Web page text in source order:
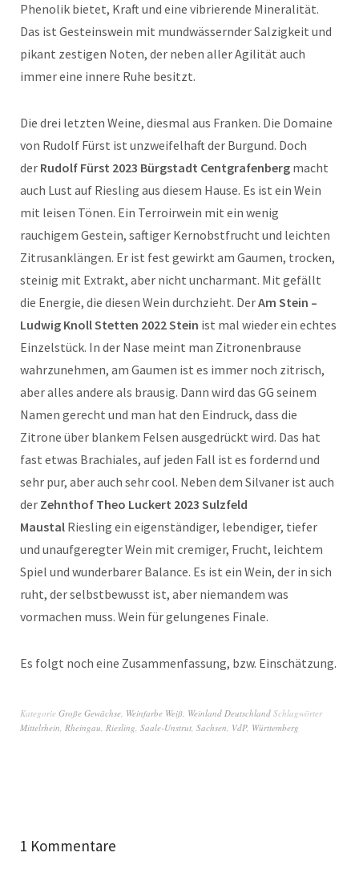
Phenolik bietet, Kraft und eine vibrierende Mineralität.
Das ist Gesteinswein mit mundwässernder Salzigkeit und
pikant zestigen Noten, der neben aller Agilität auch
immer eine innere Ruhe besitzt.
Die drei letzten Weine, diesmal aus Franken. Die Domaine
von Rudolf Fürst ist unzweifelhaft der Burgund. Doch
der Rudolf Fürst 2023 Bürgstadt Centgrafenberg macht
auch Lust auf Riesling aus diesem Hause. Es ist ein Wein
mit leisen Tönen. Ein Terroirwein mit ein wenig
rauchigem Gestein, saftiger Kernobstfrucht und leichten
Zitrusanklängen. Er ist fest gewirkt am Gaumen, trocken,
steinig mit Extrakt, aber nicht uncharmant. Mit gefällt
die Energie, die diesen Wein durchzieht. DerAm Stein –
Ludwig Knoll Stetten 2022 Stein ist mal wieder ein echtes
Einzelstück. In der Nase meint man Zitronenbrause
wahrzunehmen, am Gaumen ist es immer noch zitrisch,
aber alles andere als brausig. Dann wird das GG seinem
Namen gerecht und man hat den Eindruck, dass die
Zitrone über blankem Felsen ausgedrückt wird. Das hat
fast etwas Brachiales, auf jeden Fall ist es fordernd und
sehr pur, aber auch sehr cool. Neben dem Silvaner ist auch
der Zehnthof Theo Luckert 2023 Sulzfeld
Maustal Riesling ein eigenständiger, lebendiger, tiefer
und unaufgeregter Wein mit cremiger, Frucht, leichtem
Spiel und wunderbarer Balance. Es ist ein Wein, der in sich
ruht, der selbstbewusst ist, aber niemandem was
vormachen muss. Wein für gelungenes Finale.
Es folgt noch eine Zusammenfassung, bzw. Einschätzung.
Kategorie Große Gewächse Weinfarbe Weiß Weinland Deutschland Schlagwörter
Mittelrhein Rheingau Riesling Saale-Unstrut Sachsen VdP, Württemberg
1 Kommentare